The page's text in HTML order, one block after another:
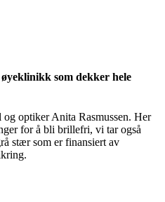
som dekker hele
optiker Anita Rasmussen. Her
for å bli brillefri, vi tar også
stær som er finansiert av